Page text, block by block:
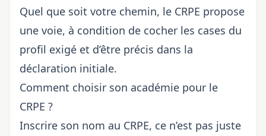
Quel que soit votre chemin, le CRPE propose
une voie, à condition de cocher les cases du
profil exigé et d’être précis dans la
déclaration initiale.
Comment choisir son académie pour le
CRPE ?
Inscrire son nom au CRPE, ce n’est pas juste